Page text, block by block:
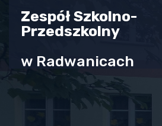
Zespół Szkolno-
Przedszkolny
w Radwanicach